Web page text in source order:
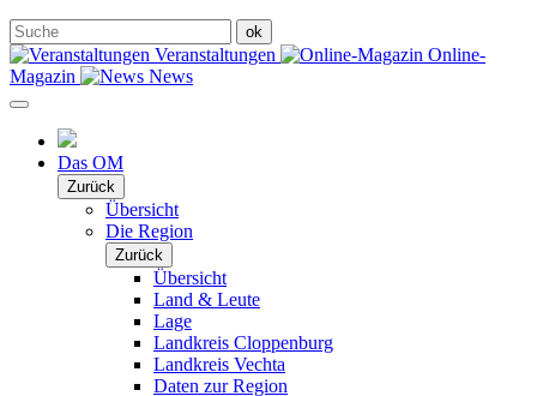
Veranstaltungen
Online-
Magazin
News
Das OM
Zurück
Übersicht
Die Region
Zurück
Übersicht
Land & Leute
Lage
Landkreis Cloppenburg
Landkreis Vechta
Daten zur Region